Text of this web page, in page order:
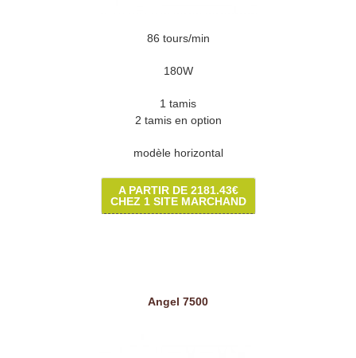
86 tours/min
180W
1 tamis
2 tamis en option
modèle horizontal
A PARTIR DE 2181.43€
CHEZ 1 SITE MARCHAND
Angel 7500